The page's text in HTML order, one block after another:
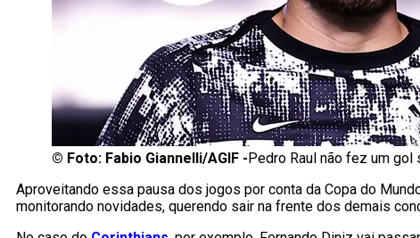
© Foto: Fabio Giannelli/AGIF - Pedro Raul não fez um gol
Aproveitando essa pausa dos jogos por conta da Copa do
monitorando novidades, querendo sair na frente dos demais